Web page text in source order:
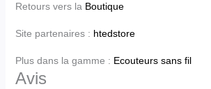
Retours vers la Boutique
Site partenaires : htedstore
Plus dans la gamme : Ecouteurs sans fil
Avis